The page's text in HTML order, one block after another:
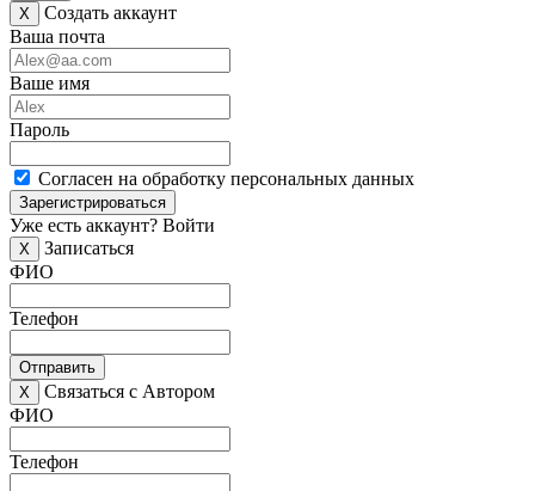
X
Создать аккаунт
Ваша почта
Ваше имя
Пароль
Согласен на обработку персональных данных
Зарегистрироваться
Уже есть аккаунт? Войти
X
Записаться
ФИО
Телефон
Отправить
X
Связаться с Автором
ФИО
Телефон